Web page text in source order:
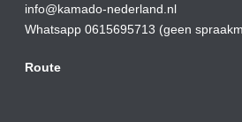
info@kamado-nederland.nl
Whatsapp 0615695713 (geen
Route